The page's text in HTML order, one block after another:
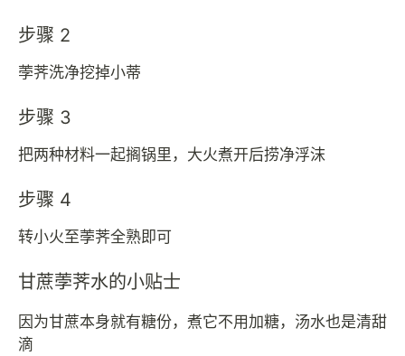
步骤 2
荸荠洗净挖掉小蒂
步骤 3
把两种材料一起搁锅里，大火煮开后捞净浮沫
步骤 4
转小火至荸荠全熟即可
甘蔗荸荠水的小贴士
因为甘蔗本身就有糖份，煮它不用加糖，汤水也是清甜
滴